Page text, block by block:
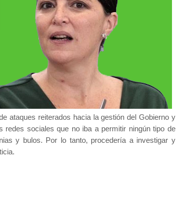
ataques reiterados hacia la gestión del Gobierno y
sociales que no iba a permitir ningún tipo de
y bulos. Por lo tanto, procedería a investigar y